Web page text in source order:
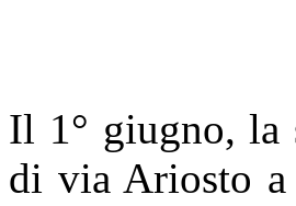
Il 1° giugno, la
di via Ariosto a